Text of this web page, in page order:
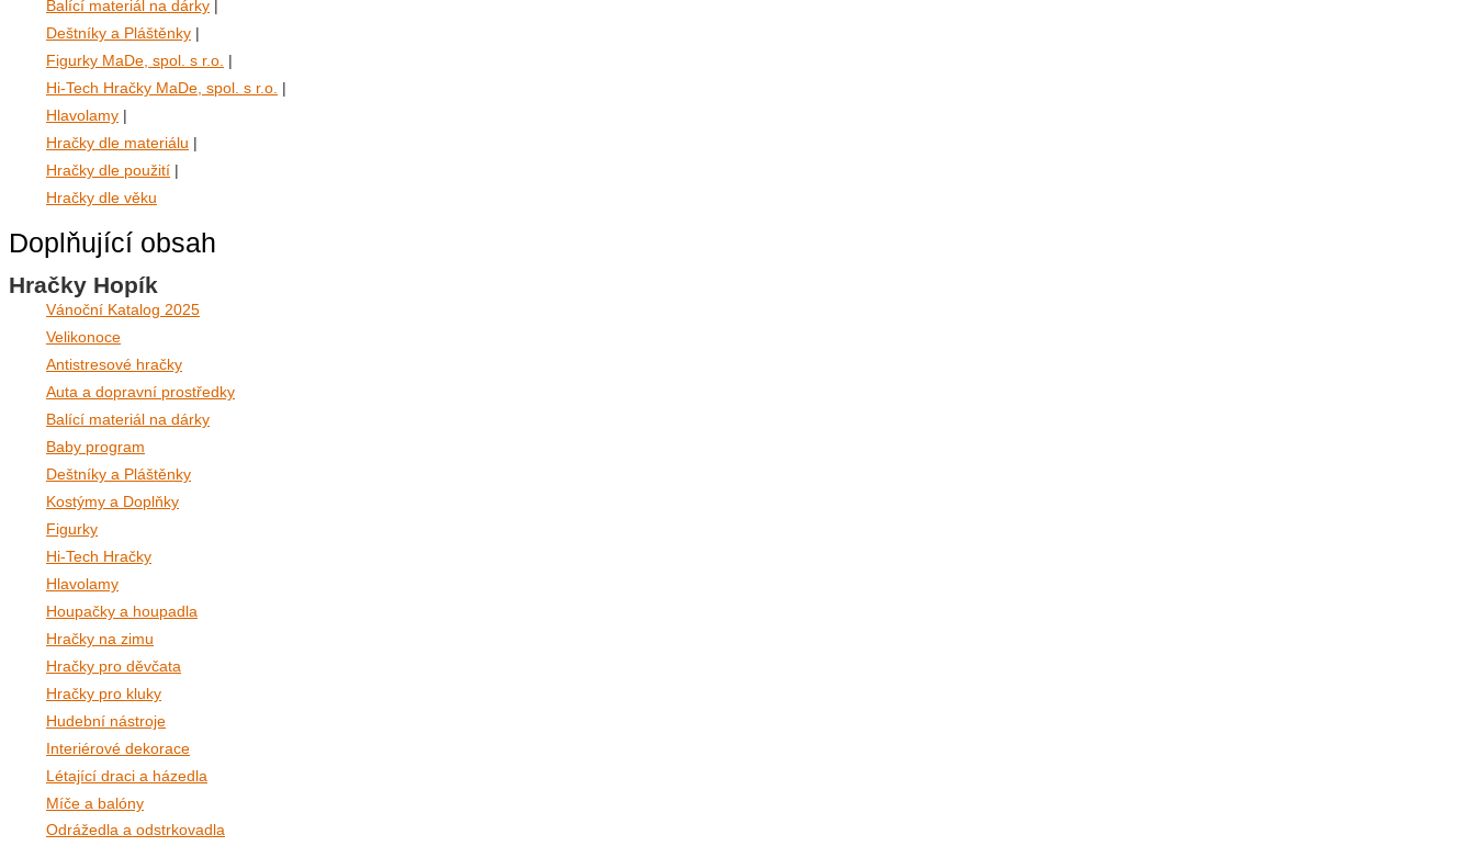
Balící materiál na dárky
Deštníky a Pláštěnky |
Figurky MaDe, spol. s r.o. |
Hi-Tech Hračky MaDe, spol. s r.o. |
Hlavolamy |
Hračky dle materiálu |
Hračky dle použití |
Hračky dle věku
Doplňující obsah
Hračky Hopík
Vánoční Katalog 2025
Velikonoce
Antistresové hračky
Auta a dopravní prostředky
Balící materiál na dárky
Baby program
Deštníky a Pláštěnky
Kostýmy a Doplňky
Figurky
Hi-Tech Hračky
Hlavolamy
Houpačky a houpadla
Hračky na zimu
Hračky pro děvčata
Hračky pro kluky
Hudební nástroje
Interiérové dekorace
Létající draci a házedla
Míče a balóny
Odrážedla a odstrkovadla